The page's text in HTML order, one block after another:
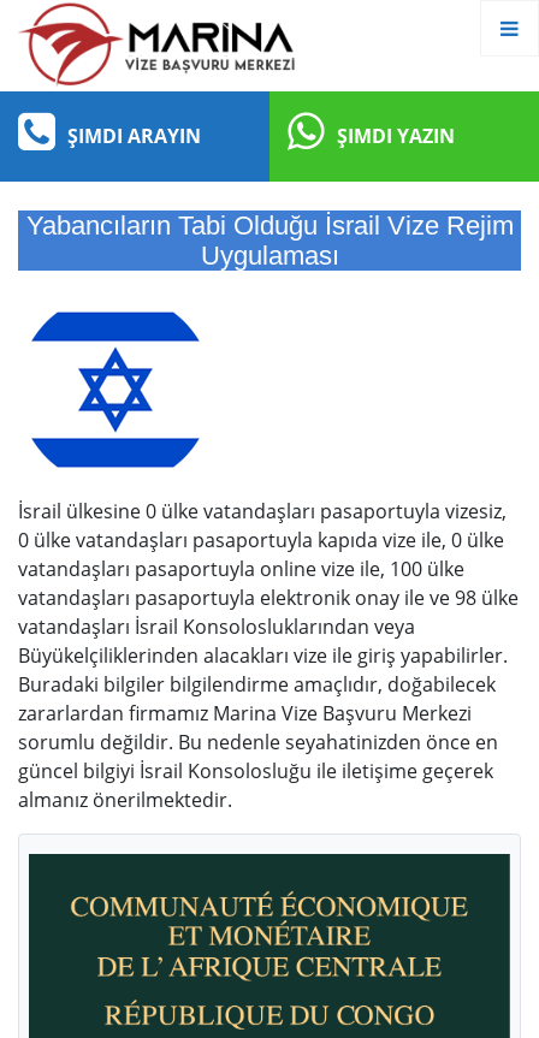
ŞIMDI ARAYIN ŞIMDI YAZIN
Yabancıların Tabi Olduğu İsrail Vize Rejim
Uygulaması
İsrail ülkesine 0 ülke vatandaşları pasaportuyla vizesiz,
0 ülke vatandaşları pasaportuyla kapıda vize ile, 0 ülke
vatandaşları pasaportuyla online vize ile, 100 ülke
vatandaşları pasaportuyla elektronik onay ile ve 98 ülke
vatandaşları İsrail Konsolosluklarından veya
Büyükelçiliklerinden alacakları vize ile giriş yapabilirler.
Buradaki bilgiler bilgilendirme amaçlıdır, doğabilecek
zararlardan firmamız Marina Vize Başvuru Merkezi
sorumlu değildir. Bu nedenle seyahatinizden önce en
güncel bilgiyi İsrail Konsolosluğu ile iletişime geçerek
almanız önerilmektedir.